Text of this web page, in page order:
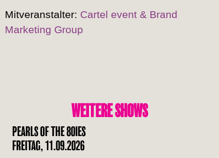
Mitveranstalter: Cartel event & Brand
Marketing Group
WEITERE SHOWS
PEARLS OF THE 80IES
FREITAG, 11.09.2026